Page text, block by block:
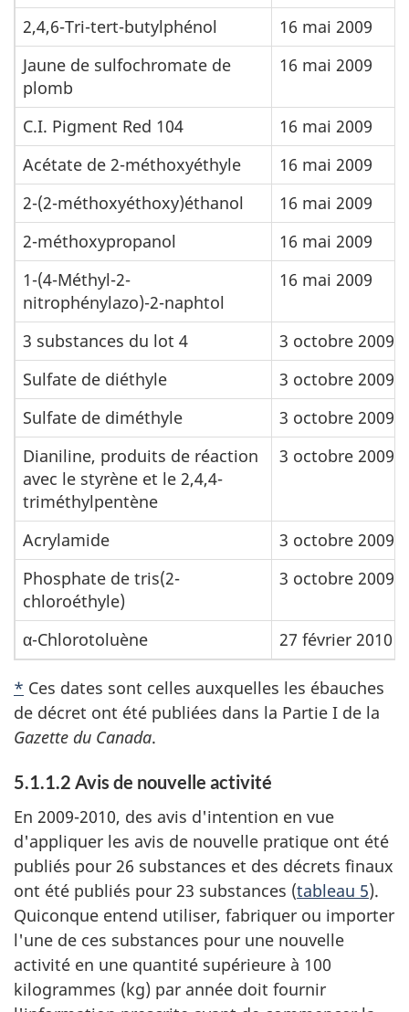
2,4,6-Tri-tert-butylphénol
16 mai 2009
Jaune de sulfochromate de
plomb
16 mai 2009
C.I. Pigment Red 104
16 mai 2009
Acétate de 2-méthoxyéthyle
16 mai 2009
2-(2-méthoxyéthoxy)éthanol
16 mai 2009
2-méthoxypropanol
16 mai 2009
1-(4-Méthyl-2-
nitrophénylazo)-2-naphtol
16 mai 2009
3 substances du lot 4
3 octobre 2009
Sulfate de diéthyle
3 octobre 2009
Sulfate de diméthyle
3 octobre 2009
Dianiline, produits de réaction
avec le styrène et le 2,4,4-
triméthylpentène
3 octobre 2009
Acrylamide
3 octobre 2009
Phosphate de tris(2-
chloroéthyle)
3 octobre 2009
α-Chlorotoluène 27 février 2010
* Ces dates sont celles auxquelles les ébauches
de décret ont été publiées dans la Partie I de la
Gazette du Canada.
5.1.1.2 Avis de nouvelle activité
En 2009-2010, des avis d'intention en vue
d'appliquer les avis de nouvelle pratique ont été
publiés pour 26 substances et des décrets finaux
ont été publiés pour 23 substances (tableau 5).
Quiconque entend utiliser, fabriquer ou importer
l'une de ces substances pour une nouvelle
activité en une quantité supérieure à 100
kilogrammes (kg) par année doit fournir